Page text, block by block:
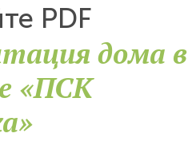
PDF
дома в
«ПСК